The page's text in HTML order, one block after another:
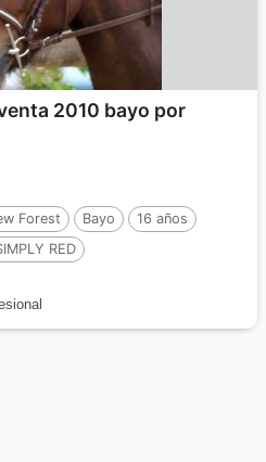
2010 bayo por
Forest Bayo
16 años
RED